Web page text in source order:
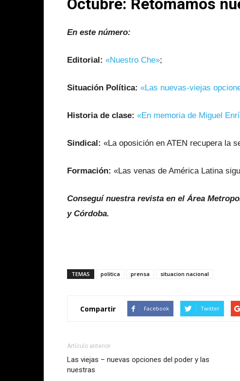
Octubre: Retomamos
En este número:
Editorial: «Nuestro Che»;
Situación Política: «Las nuevas-viejas
Historia de clase: «En memoria de Miguel
Sindical: «La oposición en ATEN recupera la
Formación: «Las venas de América Latina
Conseguí nuestra revista en el Área
y Córdoba.
TEMAS politica prensa situacion nacional
Compartir Facebook Twitter
Artículo anterior
Las viejas – nuevas opciones del poder y las
nuestras